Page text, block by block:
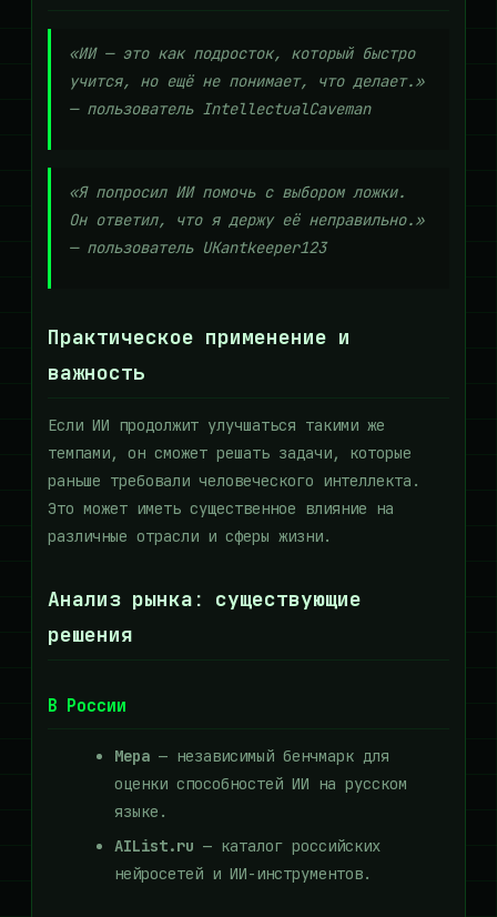
«ИИ — это как подросток, который быстро
учится, но ещё не понимает, что делает.»
— пользователь IntellectualCaveman
«Я попросил ИИ помочь с выбором ложки.
Он ответил, что я держу её неправильно.»
— пользователь UKantkeeper123
Практическое применение и
важность
Если ИИ продолжит улучшаться такими же
темпами, он сможет решать задачи, которые
раньше требовали человеческого интеллекта.
Это может иметь существенное влияние на
различные отрасли и сферы жизни.
Анализ рынка: существующие
решения
В России
Мера — независимый бенчмарк для
оценки способностей ИИ на русском
языке.
AIList.ru — каталог российских
нейросетей и ИИ-инструментов.